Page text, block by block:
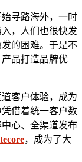
寻路海外，一时
，人们也很快发
的困难。于是不
品打造品牌优
客户体验，成为
借着统一客户数
心、全渠道发布
，成为了大